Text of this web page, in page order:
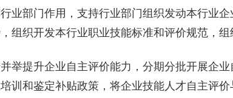
业部门作用，支持行业部门组织发动本行业
组织开发本行业职业技能标准和评价规范，组
举提升企业自主评价能力，分期分批开展企
训和鉴定补贴政策，将企业技能人才自主评